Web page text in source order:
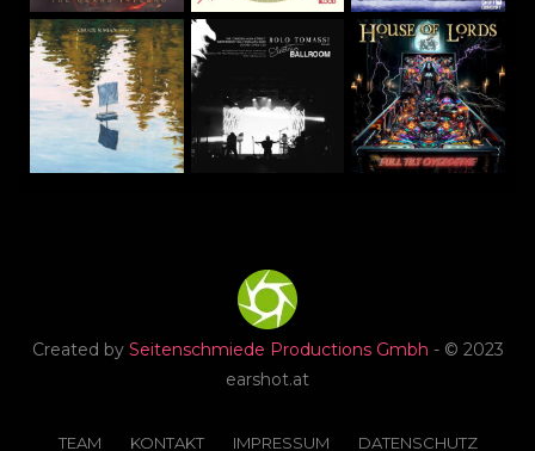
Created by Seitenschmiede Productions Gmbh - © 2023
earshot.at
TEAM KONTAKT IMPRESSUM DATENSCHUTZ